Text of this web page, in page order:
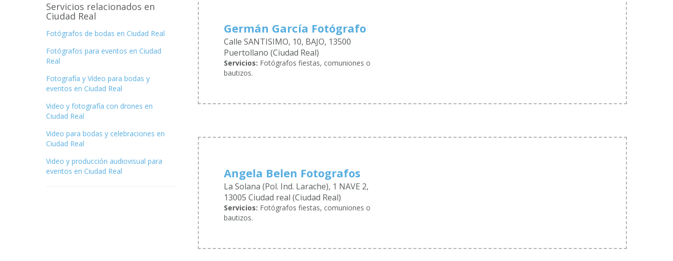
Servicios relacionados en
Ciudad Real
Fotógrafos de bodas en Ciudad Real
Fotógrafos para eventos en Ciudad
Real
Fotografía y Vídeo para bodas y
eventos en Ciudad Real
Video y fotografía con drones en
Ciudad Real
Video para bodas y celebraciones en
Ciudad Real
Video y producción audiovisual para
eventos en Ciudad Real
Germán García Fotógrafo
Calle SANTISIMO, 10, BAJO, 13500
Puertollano (Ciudad Real)
Servicios: Fotógrafos fiestas, comuniones o
bautizos.
Angela Belen Fotografos
La Solana (Pol. Ind. Larache), 1 NAVE 2,
13005 Ciudad real (Ciudad Real)
Servicios: Fotógrafos fiestas, comuniones o
bautizos.